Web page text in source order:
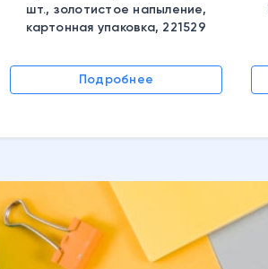
шт., золотистое напыление,
картонная упаковка, 221529
Подробнее